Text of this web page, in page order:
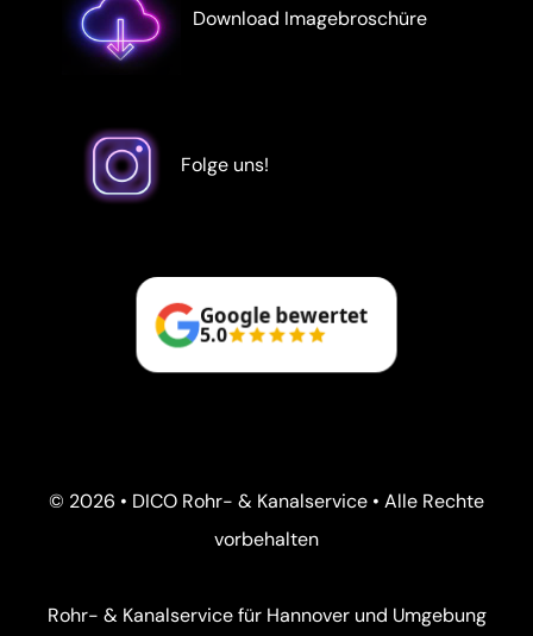
Download Imagebroschüre
Folge uns!
Google bewertet
5.0
© 2026 • DICO Rohr- & Kanalservice • Alle Rechte
vorbehalten
Rohr- & Kanalservice für Hannover und Umgebung